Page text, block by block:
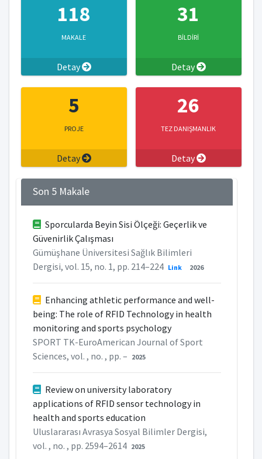
118
MAKALE
Detay
31
BİLDİRİ
Detay
5
PROJE
Detay
26
TEZ DANIŞMANLIK
Detay
Son 5 Makale
Sporcularda Beyin Sisi Ölçeği: Geçerlik ve
Güvenirlik Çalışması
Gümüşhane Üniversitesi Sağlık Bilimleri
Dergisi, vol. 15, no. 1, pp. 214–224 Link 2026
Enhancing athletic performance and well-
being: The role of RFID Technology in health
monitoring and sports psychology
SPORT TK-EuroAmerican Journal of Sport
Sciences, vol. , no. , pp. – 2025
Review on university laboratory
applications of RFID sensor technology in
health and sports education
Uluslararası Avrasya Sosyal Bilimler Dergisi,
vol. , no. , pp. 2594–2614 2025